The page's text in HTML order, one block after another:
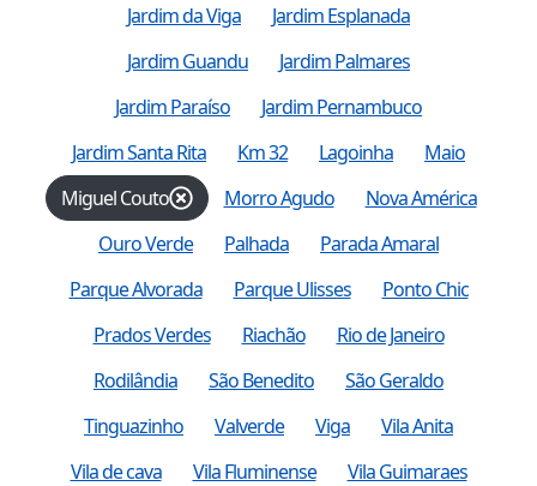
Jardim da Viga
Jardim Esplanada
Jardim Guandu
Jardim Palmares
Jardim Paraíso
Jardim Pernambuco
Jardim Santa Rita
Km 32 Lagoinha
Maio
Miguel Couto
Morro Agudo
Nova América
Ouro Verde
Palhada
Parada Amaral
Parque Alvorada
Parque Ulisses
Ponto Chic
Prados Verdes
Riachão
Rio de Janeiro
Rodilândia
São Benedito
São Geraldo
Tinguazinho
Valverde Viga
Vila Anita
Vila de cava
Vila Fluminense
Vila Guimaraes